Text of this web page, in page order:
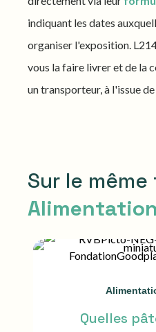
indiquant les dates
organiser l'exposition.
vous la faire livrer et de la
un transporteur, à l'issue
Sur le
Quelles